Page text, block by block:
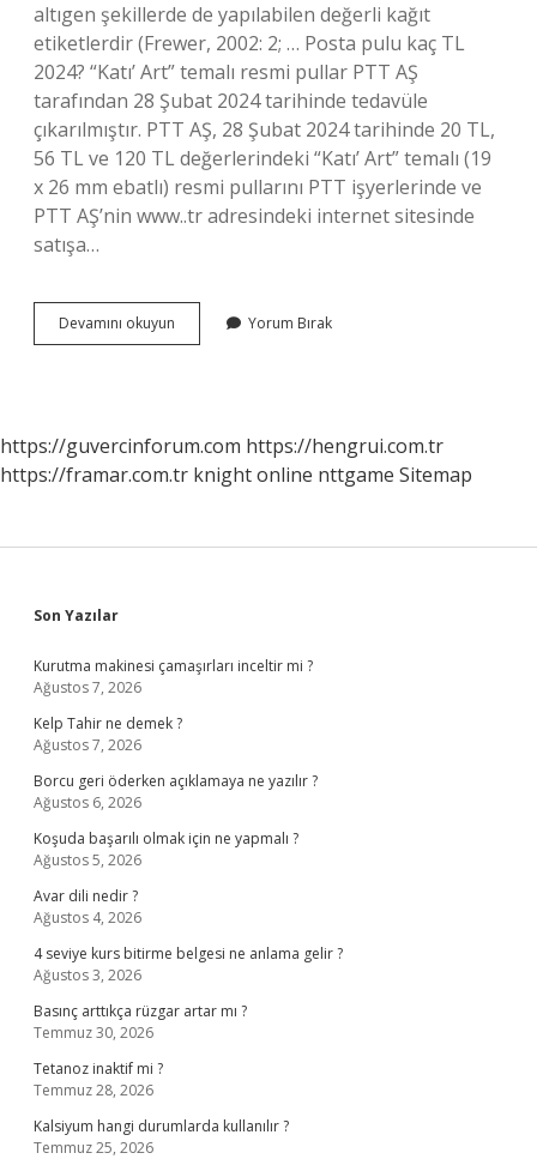
altıgen şekillerde de yapılabilen değerli kağıt
etiketlerdir (Frewer, 2002: 2; … Posta pulu kaç TL
2024? “Katı’ Art” temalı resmi pullar PTT AŞ
tarafından 28 Şubat 2024 tarihinde tedavüle
çıkarılmıştır. PTT AŞ, 28 Şubat 2024 tarihinde 20 TL,
56 TL ve 120 TL değerlerindeki “Katı’ Art” temalı (19
x 26 mm ebatlı) resmi pullarını PTT işyerlerinde ve
PTT AŞ’nin www..tr adresindeki internet sitesinde
satışa…
Devamını okuyun
Posta
Yorum Bırak
https://guvercinforum.com https://hengrui.com.tr
https://framar.com.tr knight online nttgame Sitemap
Sidebar
Son Yazılar
Kurutma makinesi çamaşırları inceltir mi ?
Ağustos 7, 2026
Kelp Tahir ne demek ?
Ağustos 7, 2026
Borcu geri öderken açıklamaya ne yazılır ?
Ağustos 6, 2026
Koşuda başarılı olmak için ne yapmalı ?
Ağustos 5, 2026
Avar dili nedir ?
Ağustos 4, 2026
4 seviye kurs bitirme belgesi ne anlama gelir ?
Ağustos 3, 2026
Basınç arttıkça rüzgar artar mı ?
Temmuz 30, 2026
Tetanoz inaktif mi ?
Temmuz 28, 2026
Kalsiyum hangi durumlarda kullanılır ?
Temmuz 25, 2026